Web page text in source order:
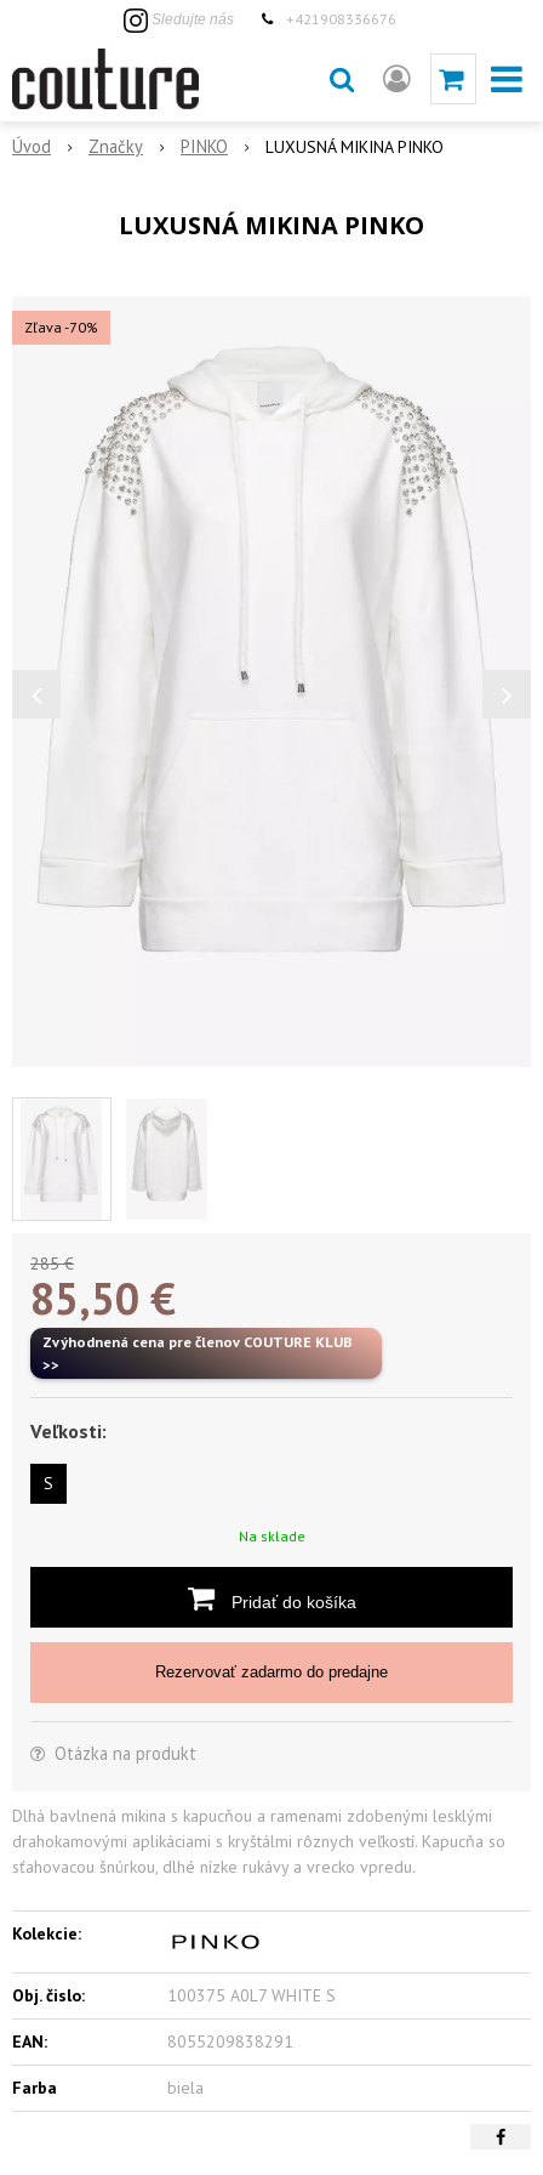
Sledujte nás +421908336676
Úvod Značky PINKO LUXUSNÁ MIKINA PINKO
LUXUSNÁ MIKINA PINKO
Zľava -70%
285 €
85,50 €
Zvýhodnená cena pre členov COUTURE KLUB
>>
Veľkosti:
S
Na sklade
Pridať do košíka
Rezervovať zadarmo do predajne
Otázka na produkt
Dlhá bavlnená mikina s kapucňou a ramenami zdobenými lesklými
drahokamovými aplikáciami s kryštálmi rôznych veľkostí. Kapucňa so
sťahovacou šnúrkou, dlhé nízke rukávy a vrecko vpredu.
Kolekcie:
Obj. čislo: 100375 A0L7 WHITE S
EAN: 8055209838291
Farba biela